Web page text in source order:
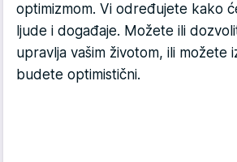
optimizmom. Vi određujete kako
ljude i događaje. Možete ili
upravlja vašim životom, ili možete
budete optimistični.